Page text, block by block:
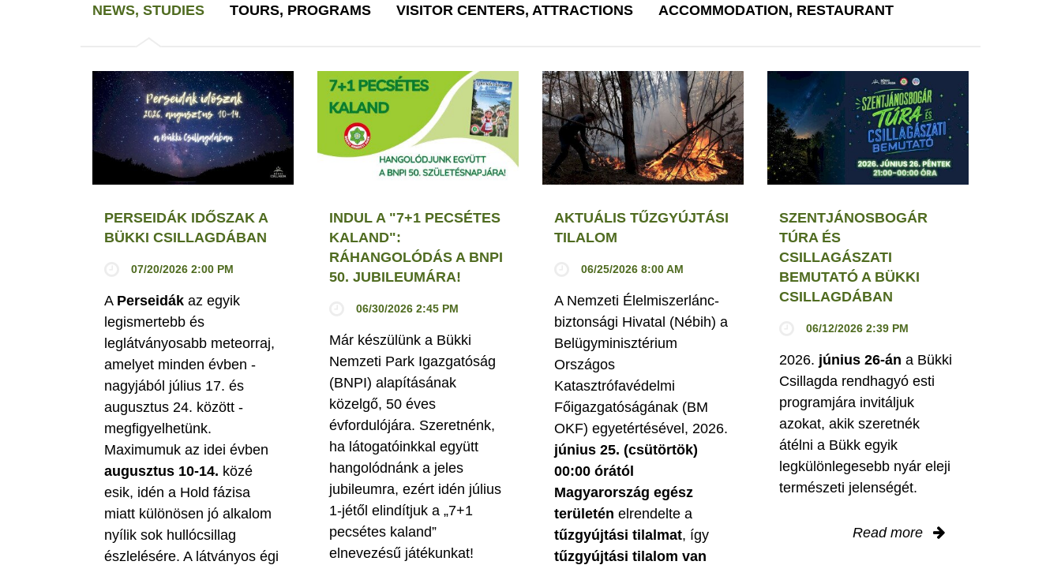
NEWS, STUDIES TOURS, PROGRAMS VISITOR CENTERS, ATTRACTIONS ACCOMMODATION, RESTAURANT
PERSEIDÁK IDŐSZAK A
BÜKKI CSILLAGDÁBAN
07/20/2026 2:00 PM
A Perseidák az egyik
legismertebb és
leglátványosabb meteorraj,
amelyet minden évben -
nagyjából július 17. és
augusztus 24. között -
megfigyelhetünk.
Maximumuk az idei évben
augusztus 10-14. közé
esik, idén a Hold fázisa
miatt különösen jó alkalom
nyílik sok hullócsillag
észlelésére. A látványos égi
INDUL A "7+1 PECSÉTES
KALAND":
RÁHANGOLÓDÁS A BNPI
50. JUBILEUMÁRA!
06/30/2026 2:45 PM
Már készülünk a Bükki
Nemzeti Park Igazgatóság
(BNPI) alapításának
közelgő, 50 éves
évfordulójára. Szeretnénk,
ha látogatóinkkal együtt
hangolódnánk a jeles
jubileumra, ezért idén július
1-jétől elindítjuk a „7+1
pecsétes kaland”
elnevezésű játékunkat!
AKTUÁLIS TŰZGYÚJTÁSI
TILALOM
06/25/2026 8:00 AM
A Nemzeti Élelmiszerlánc-
biztonsági Hivatal (Nébih) a
Belügyminisztérium
Országos
Katasztrófavédelmi
Főigazgatóságának (BM
OKF) egyetértésével, 2026.
június 25. (csütörtök)
00:00 órától
Magyarország egész
területén elrendelte a
tűzgyújtási tilalmat, így
tűzgyújtási tilalom van
SZENTJÁNOSBOGÁR
TÚRA ÉS
CSILLAGÁSZATI
BEMUTATÓ A BÜKKI
CSILLAGDÁBAN
06/12/2026 2:39 PM
2026. június 26-án a Bükki
Csillagda rendhagyó esti
programjára invitáljuk
azokat, akik szeretnék
átélni a Bükk egyik
legkülönlegesebb nyár eleji
természeti jelenségét.
Read more